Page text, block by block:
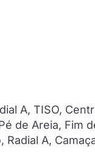
A, TISO,
de Areia, Fim
A,